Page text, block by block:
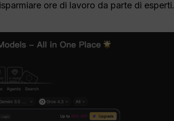
ore di lavoro da parte di esperti.